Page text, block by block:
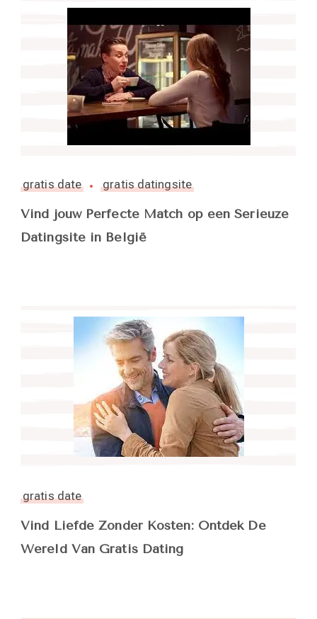
gratis date gratis datingsite
Vind jouw Perfecte Match op een Serieuze
Datingsite in België
gratis date
Vind Liefde Zonder Kosten: Ontdek De
Wereld Van Gratis Dating